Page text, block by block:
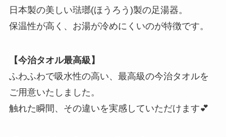
日本製の美しい琺瑯(ほうろう)製の足湯器。
保温性が高く、お湯が冷めにくいのが特徴です。
【今治タオル最高級】
ふわふわで吸水性の高い、最高級の今治タオルを
ご用意いたしました。
触れた瞬間、その違いを実感していただけます💕